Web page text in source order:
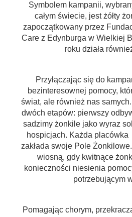
Symbolem kampanii,
całym świecie, jest żółty
zapoczątkowany przez
Care z Edynburga w
roku działa
Przyłączając się do
bezinteresownej pomocy,
świat, ale również nas
dwóch etapów: pierwszy
sadzimy żonkile jako wyraz
hospicjach. Każda
zakłada swoje Pole
wiosną, gdy kwitnące
konieczności niesienia
potrzebującym
Pomagając chorym,